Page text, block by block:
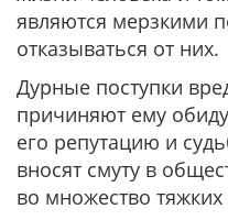
являются мерзкими
отказываться от них.
Дурные поступки
причиняют ему
его репутацию и
вносят смуту в
во множество тяжких